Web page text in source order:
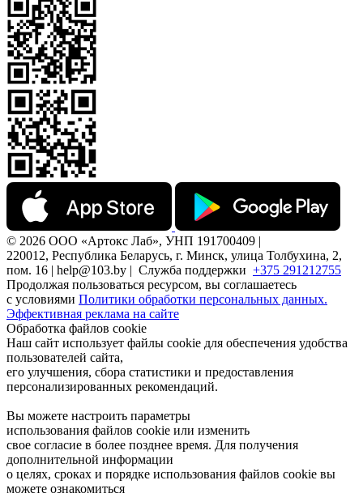
© 2026 ООО «Артокс Лаб», УНП 191700409 |
220012, Республика Беларусь, г. Минск, улица Толбухина, 2,
пом. 16 | help@103.by | Служба поддержки +375 291212755
Продолжая пользоваться ресурсом, вы соглашаетесь
с условиями Политики обработки персональных данных.
Эффективная реклама на сайте
Обработка файлов cookie
Наш сайт использует файлы cookie для обеспечения удобства
пользователей сайта,
его улучшения, сбора статистики и предоставления
персонализированных рекомендаций.
Вы можете настроить параметры
использования файлов cookie или изменить
свое согласие в более позднее время. Для получения
дополнительной информации
о целях, сроках и порядке использования файлов cookie вы
можете ознакомиться